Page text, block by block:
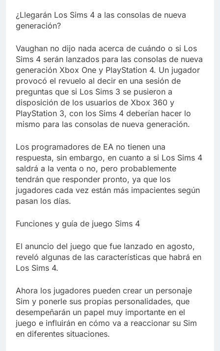
¿Llegarán Los Sims 4 a las consolas de nueva
generación?
Vaughan no dijo nada acerca de cuándo o si Los
Sims 4 serán lanzados para las consolas de nueva
generación Xbox One y PlayStation 4. Un jugador
provocó el revuelo al decir en una sesión de
preguntas que si Los Sims 3 se pusieron a
disposición de los usuarios de Xbox 360 y
PlayStation 3, con los Sims 4 deberían hacer lo
mismo para las consolas de nueva generación.
Los programadores de EA no tienen una
respuesta, sin embargo, en cuanto a si Los Sims 4
saldrá a la venta o no, pero probablemente
tendrán que responder pronto, ya que los
jugadores cada vez están más impacientes según
pasan los días.
Funciones y guía de juego Sims 4
El anuncio del juego que fue lanzado en agosto,
reveló algunas de las características que habrá en
Los Sims 4.
Ahora los jugadores pueden crear un personaje
Sim y ponerle sus propias personalidades, que
desempeñarán un papel muy importante en el
juego e influirán en cómo va a reaccionar su Sim
en diferentes situaciones.